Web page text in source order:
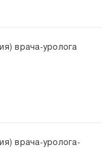
врача-уролога
врача-уролога-